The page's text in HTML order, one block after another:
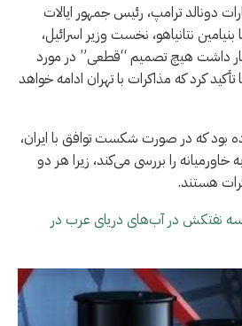
دونالد ترامپ، رئیس جمهور ایالات
نتانیاهو، نخست وزیر اسرائیل،
داشت هیچ تصمیم “قطعی” در مورد
کرد که مذاکرات با تهران ادامه خواهد
بود که در صورت شکست توافق با ایران،
خاورمیانه را بررسی می‌کند، زیرا هر دو
هستند.
نفتکش در آب‌های دریای عرب در